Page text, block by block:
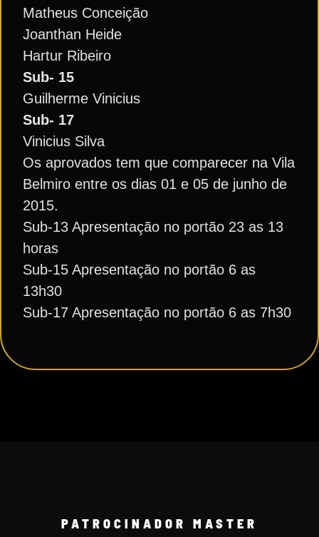
Matheus Conceição
Joanthan Heide
Hartur Ribeiro
Sub- 15
Guilherme Vinicius
Sub- 17
Vinicius Silva
Os aprovados tem que comparecer na Vila
Belmiro entre os dias 01 e 05 de junho de
2015.
Sub-13 Apresentação no portão 23 as 13
horas
Sub-15 Apresentação no portão 6 as
13h30
Sub-17 Apresentação no portão 6 as 7h30
PATROCINADOR MASTER